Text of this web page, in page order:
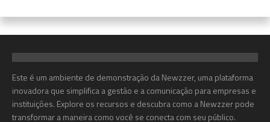
Este é um ambiente de demonstração da Newzzer, uma plataforma
inovadora que simplifica a gestão e a comunicação para empresas e
instituições. Explore os recursos e descubra como a Newzzer pode
transformar a maneira como você se conecta com seu público.